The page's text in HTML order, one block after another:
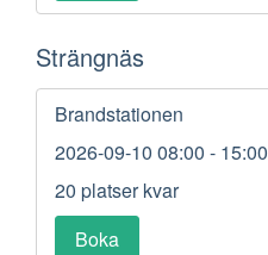
Strängnäs
Brandstationen
2026-09-10 08:00 - 15:00
20 platser kvar
Boka